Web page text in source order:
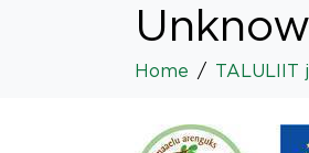
Home TALULIIT